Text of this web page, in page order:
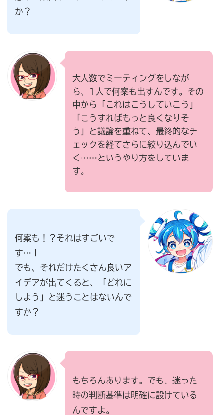
か？
大人数でミーティングをしなが
ら、1人で何案も出すんです。その
中から「これはこうしていこう」
「こうすればもっと良くなりそ
う」と議論を重ねて、最終的なチ
ェックを経てさらに絞り込んでい
く……というやり方をしていま
す。
何案も！？それはすごいで
す…！
でも、それだけたくさん良いア
イデアが出てくると、「どれに
しよう」と迷うことはないんで
すか？
もちろんあります。でも、迷った
時の判断基準は明確に設けている
んですよ。